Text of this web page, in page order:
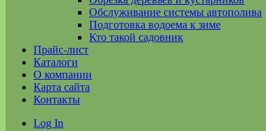
Обслуживание системы автополива
Подготовка водоема к зиме
Кто такой садовник
Прайс-лист
Каталоги
О компании
Карта сайта
Контакты
Log In